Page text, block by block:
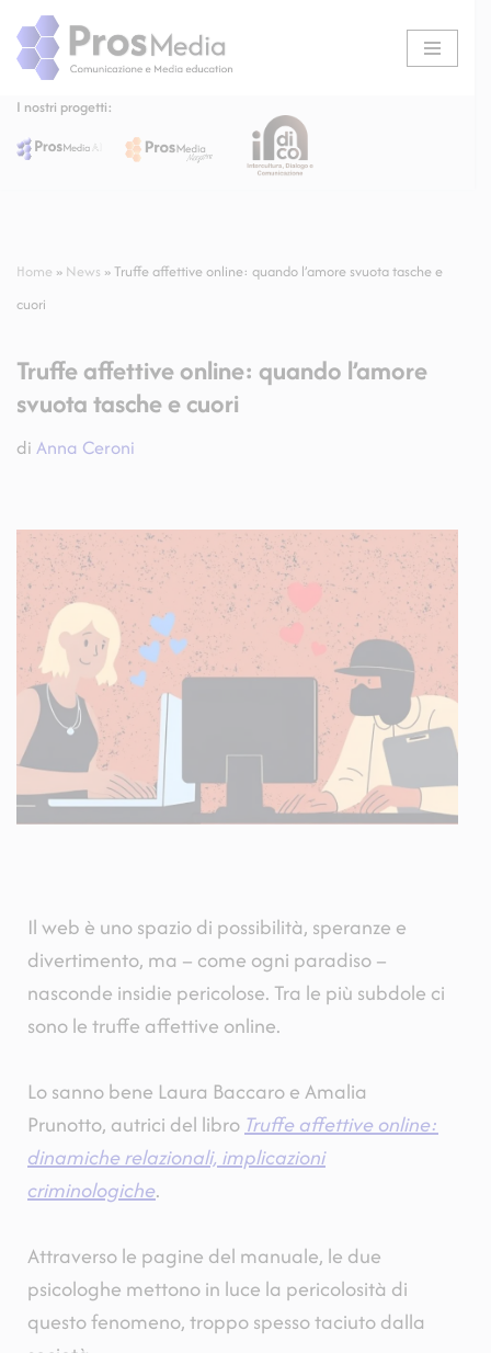
Vai
alI nostri progetti:
Home » News »Truffe affettive online: quando l’amore svuota tasche e
cuori
Truffe affettive online: quando l’amore
svuota tasche e cuori
di Anna Ceroni
Il web è uno spazio di possibilità, speranze e
divertimento, ma – come ogni paradiso–
nasconde insidie pericolose. Tra le più subdole ci
sono le truffe affettive online.
Lo sanno bene Laura Baccaro e Amalia
Prunotto, autrici del libro Truffe affettive online:
dinamiche relazionali, implicazioni
criminologiche.
Attraverso le pagine del manuale, le due
psicologhe mettono in luce la pericolosità di
questo fenomeno, troppo spesso taciuto dalla